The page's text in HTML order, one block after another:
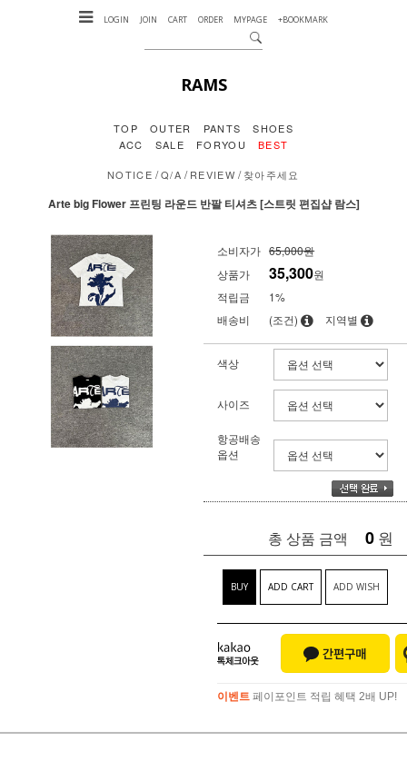
LOGIN JOIN CART ORDER MYPAGE +BOOKMARK
RAMS
TOP OUTER PANTS
SHOES
ACC
SALE FORYOU BEST
NOTICE /Q/A /REVIEW /찾아주세요
Arte big Flower 프린팅 라운드 반팔 티셔츠 [스트릿 편집샵 람스]
소비자가 65,000원
상품가
35,300원
적립금
1%
배송비
(조건) 지역별
색상
사이즈
항공배송
옵션
총 상품 금액 0 원
BUY ADD CART ADD WISH
이벤트 페이포인트 적립 혜택 2배 UP!